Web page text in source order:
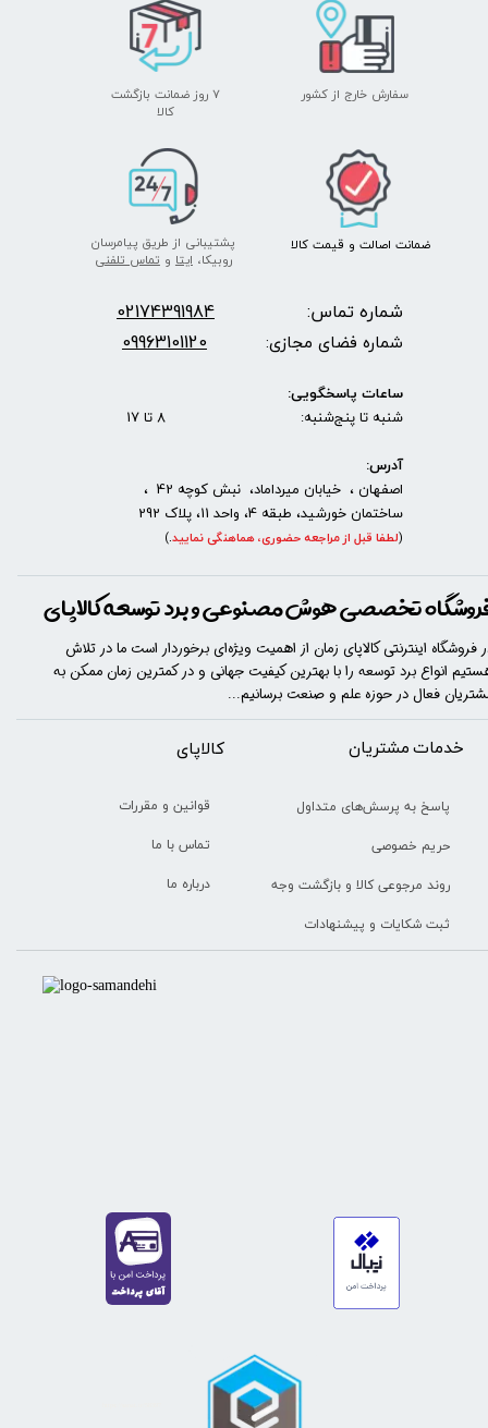
پشتیبانی از طریق پیامرسان
روبیکا،ایتا وتماس تلفنی
سفارش خارج از کشور
۷ روز ضمانت بازگشت
​​​​​​​کالا
ضمانت اصالت و قیمت​​​​​​​ کالا ​​​​​​​
خدمات مشتریان
پاسخ به پرسش‌های متداول
حریم خصوصی
روند مرجوعی کالا و بازگشت وجه
ثبت شکایات و پیشنهادات
​​کالاپای
قوانین و مقررات
تماس با ما
درباره ما
تخصصی هوش مصنوعی و برد توسعه کالاپای
فروشگاه اینترنتی کالاپای زمان از اهمیت ویژه‌ای برخوردار است ما در تلاش
انواع برد توسعه را با​​​ بهترین کیفیت جهانی و در کمترین زمان ممکن به
فعال در حوزه علم و صنعت برسانیم...
شماره تماس: 02174391984
شماره فضای مجازی: 09963101120
ساعات پاسخگویی:
شنبه تا پنج‌شنبه: 8 تا 17
آدرس:
اصفهان ، خیابان میرداماد، نبش کوچه 42 ،
ساختمان خورشید، طبقه 4، واحد 11، پلاک 292
(لطفا قبل از مراجعه حضوری، هماهنگی نمایید.
)